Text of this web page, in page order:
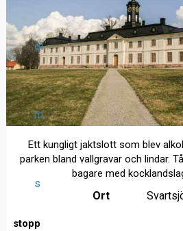
ol
m
s
Ett kungligt jaktslott som blev
parken bland vallgravar och lindar.
bagare med
Ort
stopp